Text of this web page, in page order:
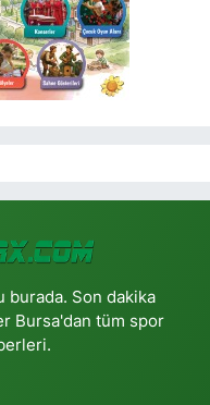
burada. Son dakika
Bursa'dan tüm spor